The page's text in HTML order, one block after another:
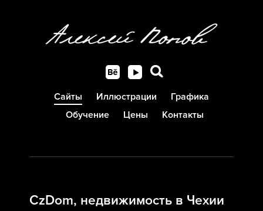
Сайты Иллюстрации
Графика
Обучение
Цены Контакты
CzDom, недвижимость в Чехии